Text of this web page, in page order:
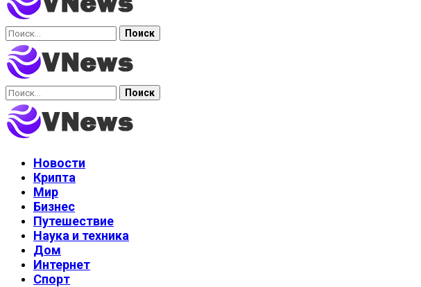
Найти:
Найти:
Новости
Крипта
Мир
Бизнес
Путешествие
Наука и техника
Дом
Интернет
Спорт